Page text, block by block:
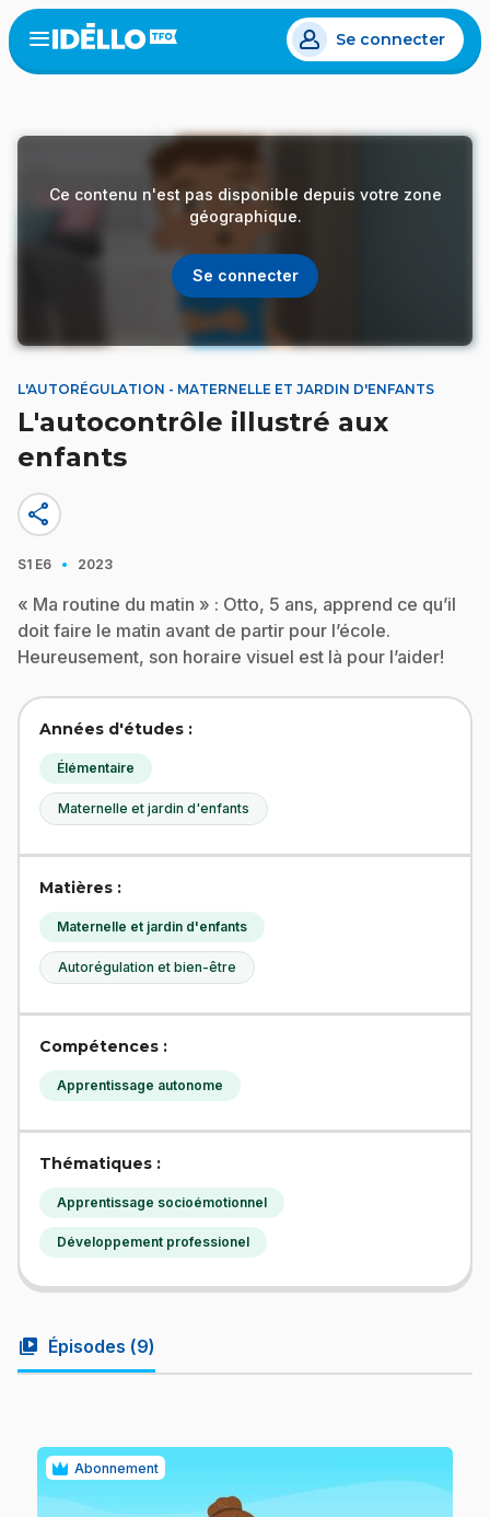
Aller
au
contenu
Open
menu
Se connecter
Ce contenu n'est pas disponible depuis votre zone
géographique.
Se connecter
L'AUTORÉGULATION - MATERNELLE ET JARDIN D'ENFANTS
L'autocontrôle illustré aux
enfants
share
S1 E6 · 2023
« Ma routine du matin » : Otto, 5 ans, apprend ce qu’il
doit faire le matin avant de partir pour l’école.
Heureusement, son horaire visuel est là pour l’aider!
Années d'études :
Élémentaire
Maternelle et jardin d'enfants
Matières :
Maternelle et jardin d'enfants
Autorégulation et bien-être
Compétences :
Apprentissage autonome
Thématiques :
Apprentissage socioémotionnel
Développement professionel
video_library Épisodes (9)
Abonnement